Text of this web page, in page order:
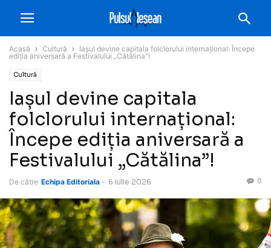
Acasă Cultură
Iașul devine capitala folclorului internațional: Începe
ediția aniversară a Festivalului „Cătălina”!
Cultură
Iașul devine capitala
folclorului internațional:
Începe ediția aniversară a
Festivalului „Cătălina”!
De către Echipa Editoriala - 6 iulie 2026 0